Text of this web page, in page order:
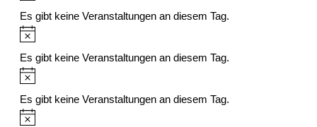
Es gibt keine Veranstaltungen an diesem Tag.
Hinweis
Es gibt keine Veranstaltungen an diesem Tag.
Hinweis
Es gibt keine Veranstaltungen an diesem Tag.
Hinweis